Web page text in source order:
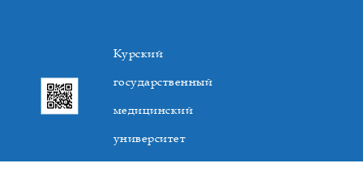
Курский
государственный
медицинский
университет